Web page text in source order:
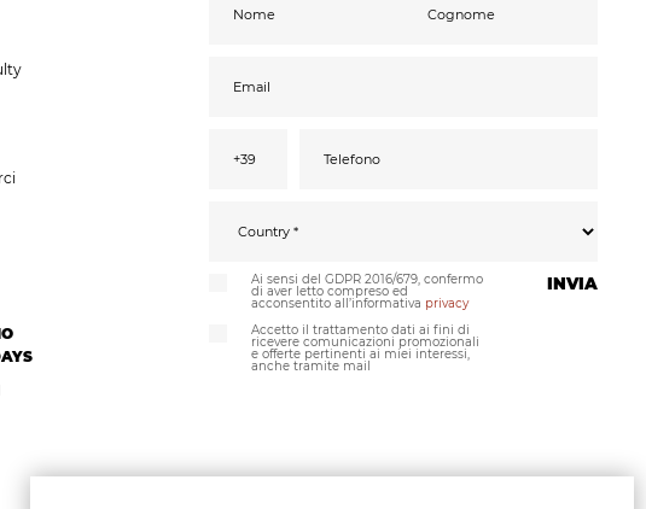
Ai sensi del GDPR 2016/679, confermo
di aver letto compreso ed
acconsentito all’informativa privacy
INVIA
Accetto il trattamento dati ai fini di
ricevere comunicazioni promozionali
e offerte pertinenti ai miei interessi,
anche tramite mail